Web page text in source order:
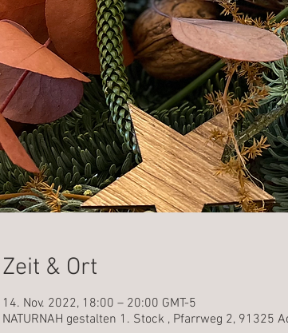
Zeit & Ort
14. Nov. 2022, 18:00 – 20:00 GMT-5
NATURNAH gestalten 1. Stock , Pfarrweg 2, 91325